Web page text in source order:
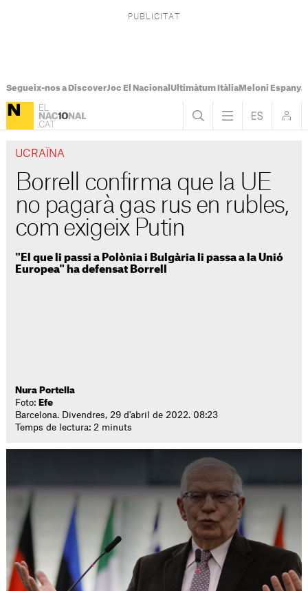
Segueix-nos a DiscoverJoc El Nacional Ultimàtum ItàliaMeloni Espanya
UCRAÏNA
Borrell confirma que la UE
no pagarà gas rus en rubles,
com exigeix Putin
"El que li passi a Polònia i Bulgària li passa a la Unió
Europea" ha defensat Borrell
Nura Portella
Foto: Efe
Barcelona. Divendres, 29 d'abril de 2022. 08:23
Temps de lectura: 2 minuts